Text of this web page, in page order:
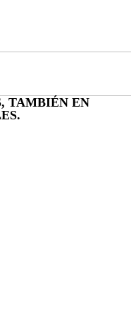
TAMBIÉN EN